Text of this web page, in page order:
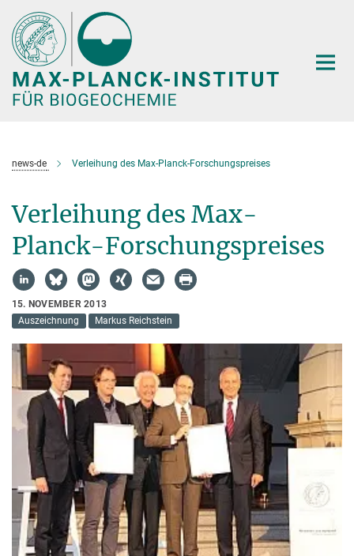
Hauptinhalt
news-de Verleihung des Max-Planck-Forschungspreises
Verleihung des Max-
Planck-Forschungspreises
15. NOVEMBER 2013
Auszeichnung
Markus Reichstein